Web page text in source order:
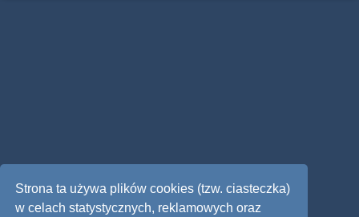
Strona ta używa plików cookies (tzw. ciasteczka)
w celach statystycznych, reklamowych oraz